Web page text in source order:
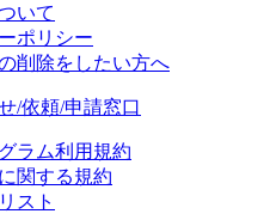
いて
ポリシー
削除をしたい方へ
/依頼/申請窓口
ラム利用規約
関する規約
スト